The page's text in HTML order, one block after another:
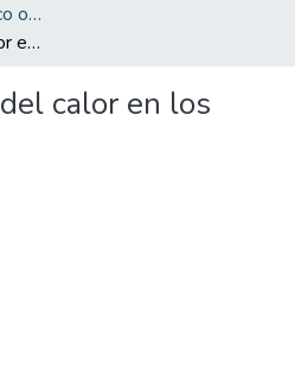
[CEPIA]-Material técnico o académico
Efectos nocivos del calor en los alimentos
calor en los